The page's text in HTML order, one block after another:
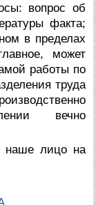
вопрос об
факта;
в пределах
может
работы по
труда
вечно
наше лицо на